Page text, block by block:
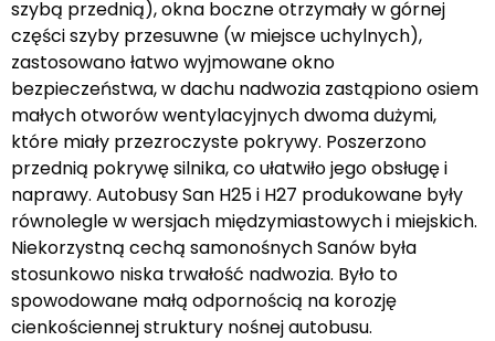
szybą przednią), okna boczne otrzymały w górnej
części szyby przesuwne (w miejsce uchylnych),
zastosowano łatwo wyjmowane okno
bezpieczeństwa, w dachu nadwozia zastąpiono osiem
małych otworów wentylacyjnych dwoma dużymi,
które miały przezroczyste pokrywy. Poszerzono
przednią pokrywę silnika, co ułatwiło jego obsługę i
naprawy. Autobusy San H25 i H27 produkowane były
równolegle w wersjach międzymiastowych i miejskich.
Niekorzystną cechą samonośnych Sanów była
stosunkowo niska trwałość nadwozia. Było to
spowodowane małą odpornością na korozję
cienkościennej struktury nośnej autobusu.